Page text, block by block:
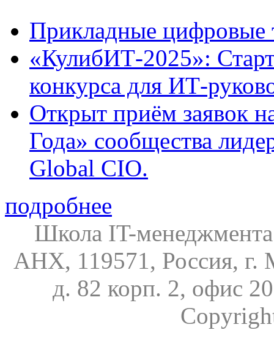
Прикладные цифровые
«КулибИТ-2025»:
конкурса для ИТ-
Открыт приём заявок
Года» сообщества
Global CIO.
подробнее
Школа IT-менеджмента
АНХ, 119571, Россия, г.
д. 82 корп. 2, офис